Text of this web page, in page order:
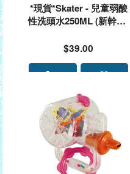
*現貨*Skater - 兒童弱酸
性洗頭水250ML (新幹線-
請先PM查詢存貨量🙏🏻🥰
$39.00